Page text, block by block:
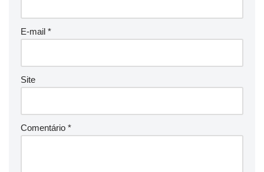
E-mail *
Site
Comentário *